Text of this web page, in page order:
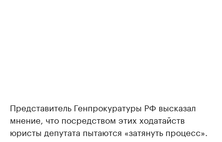
Представитель Генпрокуратуры РФ высказал
мнение, что посредством этих ходатайств
юристы депутата пытаются «затянуть процесс».